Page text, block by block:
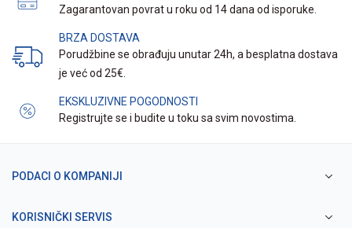
Zagarantovan povrat u roku od 14 dana od isporuke.
BRZA DOSTAVA
Porudžbine se obrađuju unutar 24h, a besplatna dostava
je već od 25€.
EKSKLUZIVNE POGODNOSTI
Registrujte se i budite u toku sa svim novostima.
PODACI O KOMPANIJI
KORISNIČKI SERVIS